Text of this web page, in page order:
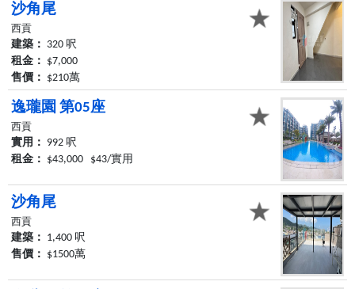
沙角尾
西貢
建築： 320 呎
租金： $7,000
售價： $210萬
逸瓏園 第05座
西貢
實用： 992 呎
租金： $43,000 $43/實用
沙角尾
西貢
建築： 1,400 呎
售價： $1500萬